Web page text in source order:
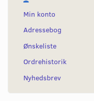
Min konto
Adressebog
Ønskeliste
Ordrehistorik
Nyhedsbrev